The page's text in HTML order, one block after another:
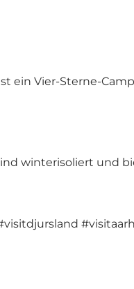
ein Vier-Sterne-
winterisoliert und